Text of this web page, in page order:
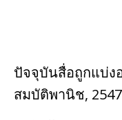
ปัจจุบันสื่อถูกแบ่ง
สมบัติพานิช,